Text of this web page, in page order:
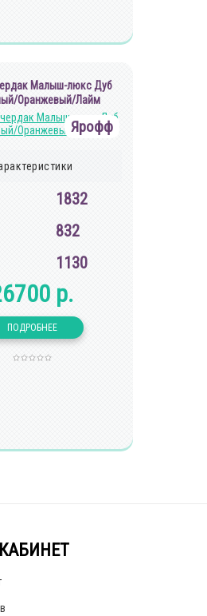
Малыш-люкс Дуб
Оранжевый/Лайм
Ярофф
1832
832
1130
р.